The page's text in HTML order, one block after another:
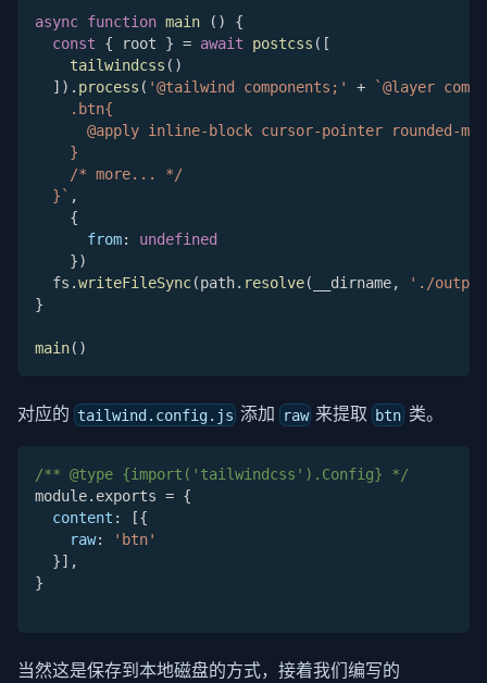
async function main ( )
{
const
{ root } = await postcss ( [
tailwindcss ( )
] ) . process ( '@tailwind components;' + `@layer
    .btn{
@apply inline-block cursor-pointer rounded-
    }
    /* more... */
  }
` ,
{
from:
undefined
})
  fs
.writeFileSync(path. resolve( __dirname,
'./
}
main( )
对应的 tailwind.config.js 添加 raw 来提取 btn类。
/** @type {import('tailwindcss').Config} */
module. exports = {
content : [{
raw:
'btn'
}] ,
}
当然这是保存到本地磁盘的方式，接着我们编写的